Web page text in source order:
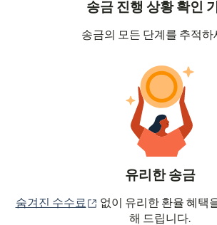
송금 진행 상황 확인
송금의 모든 단계를 추적하
유리한 송금
숨겨진 수수료 (새 창에서 열림)
없이 유리한 환율 혜택
해 드립니다.